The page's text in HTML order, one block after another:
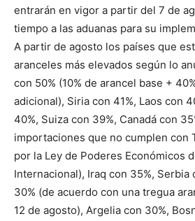
entrarán en vigor a partir del 7 de
tiempo a las aduanas para su
A partir de agosto los países que
aranceles más elevados según lo
con 50% (10% de arancel base +
adicional), Siria con 41%, Laos con
40%, Suiza con 39%, Canadá con
importaciones que no cumplen con
por la Ley de Poderes Económicos
Internacional), Iraq con 35%, Serbia
30% (de acuerdo con una tregua
12 de agosto), Argelia con 30%,